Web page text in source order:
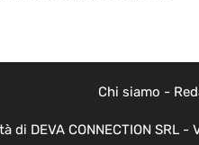
Chi siamo -
DEVA CONNECTION SRL